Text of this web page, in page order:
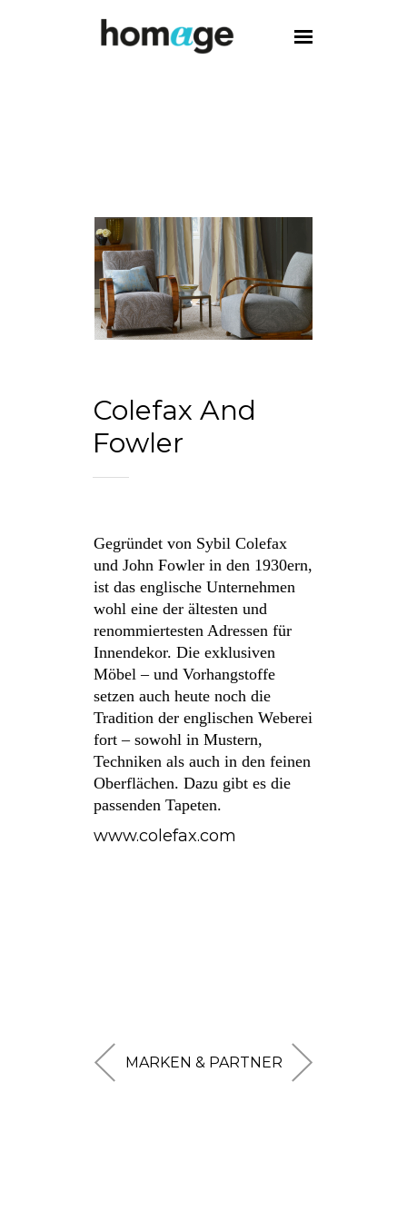
Colefax And
Fowler
Gegründet von Sybil Colefax
und John Fowler in den 1930ern,
ist das englische Unternehmen
wohl eine der ältesten und
renommiertesten Adressen für
Innendekor. Die exklusiven
Möbel – und Vorhangstoffe
setzen auch heute noch die
Tradition der englischen Weberei
fort – sowohl in Mustern,
Techniken als auch in den feinen
Oberflächen. Dazu gibt es die
passenden Tapeten.
www.colefax.com
MARKEN & PARTNER